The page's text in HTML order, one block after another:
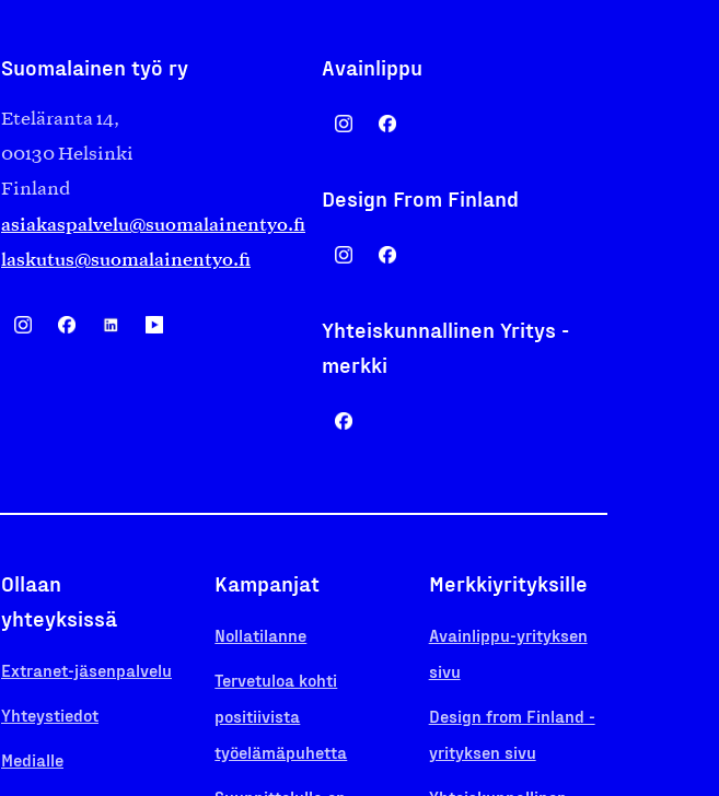
Suomalainen työ ry
Eteläranta 14,
00130 Helsinki
Finland
asiakaspalvelu@suomalainentyo.fi
laskutus@suomalainentyo.fi
Avainlippu
Design From Finland
Yhteiskunnallinen Yritys -
merkki
Ollaan
yhteyksissä
Extranet-jäsenpalvelu
Yhteystiedot
Medialle
Kampanjat
Nollatilanne
Tervetuloa kohti
positiivista
työelämäpuhetta
Merkkiyrityksille
Avainlippu-yrityksen
sivu
Design from Finland -
yrityksen sivu